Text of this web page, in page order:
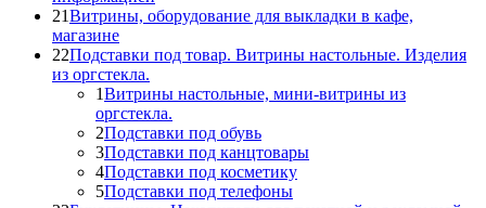
21Витрины, оборудование для выкладки в кафе,
магазине
22Подставки под товар. Витрины настольные. Изделия
из оргстекла.
1Витрины настольные, мини-витрины из
оргстекла.
2Подставки под обувь
3Подставки под канцтовары
4Подставки под косметику
5Подставки под телефоны